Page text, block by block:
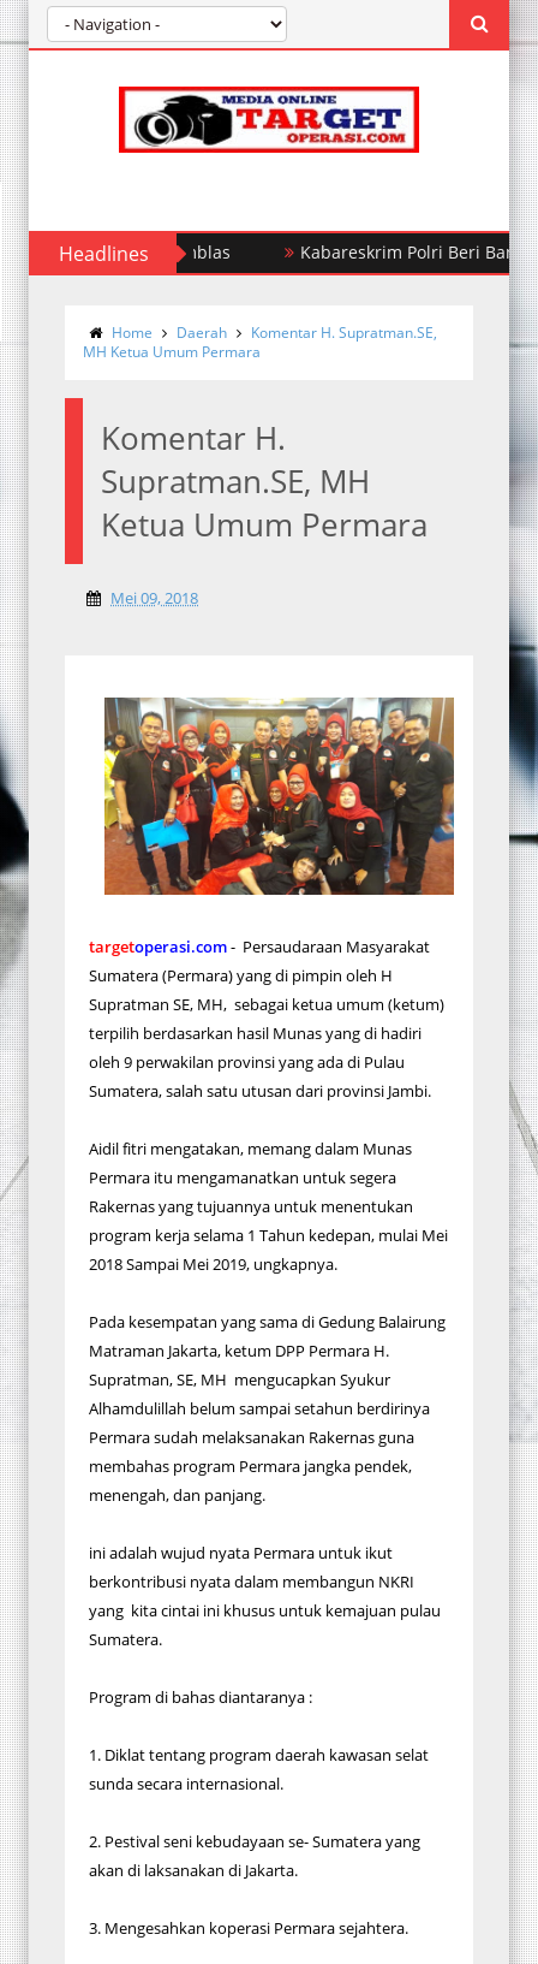
Headlines Kabareskrim Polri Beri Bantuan Paket
Home Daerah
Komentar H. Supratman.SE,
MH Ketua Umum Permara
Komentar H.
Supratman.SE, MH
Ketua Umum Permara
Mei 09, 2018
targetoperasi.com- Persaudaraan Masyarakat
Sumatera (Permara) yang di pimpin oleh H
Supratman SE, MH, sebagai ketua umum (ketum)
terpilih berdasarkan hasil Munas yang di hadiri
oleh 9 perwakilan provinsi yang ada di Pulau
Sumatera, salah satu utusan dari provinsi Jambi.
Aidil fitri mengatakan, memang dalam Munas
Permara itu mengamanatkan untuk segera
Rakernas yang tujuannya untuk menentukan
program kerja selama 1 Tahun kedepan, mulai Mei
2018 Sampai Mei 2019, ungkapnya.
Pada kesempatan yang sama di Gedung Balairung
Matraman Jakarta, ketum DPP Permara H.
Supratman, SE, MH mengucapkan Syukur
Alhamdulillah belum sampai setahun berdirinya
Permara sudah melaksanakan Rakernas guna
membahas program Permara jangka pendek,
menengah, dan panjang.
ini adalah wujud nyata Permara untuk ikut
berkontribusi nyata dalam membangun NKRI
yang kita cintai ini khusus untuk kemajuan pulau
Sumatera.
Program di bahas diantaranya :
1. Diklat tentang program daerah kawasan selat
sunda secara internasional.
2. ‎Pestival seni kebudayaan se- Sumatera yang
akan di laksanakan di Jakarta.
3. ‎Mengesahkan koperasi Permara sejahtera.